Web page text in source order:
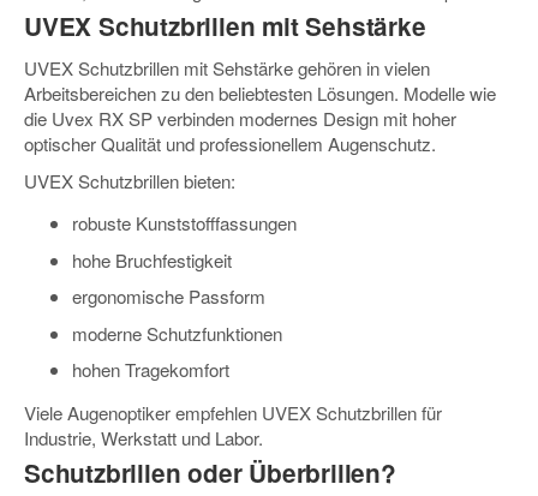
UVEX Schutzbrillen mit Sehstärke
UVEX Schutzbrillen mit Sehstärke gehören in vielen
Arbeitsbereichen zu den beliebtesten Lösungen. Modelle wie
die Uvex RX SP verbinden modernes Design mit hoher
optischer Qualität und professionellem Augenschutz.
UVEX Schutzbrillen bieten:
robuste Kunststofffassungen
hohe Bruchfestigkeit
ergonomische Passform
moderne Schutzfunktionen
hohen Tragekomfort
Viele Augenoptiker empfehlen UVEX Schutzbrillen für
Industrie, Werkstatt und Labor.
Schutzbrillen oder Überbrillen?